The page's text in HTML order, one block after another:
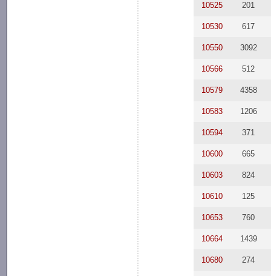
10525 201
10530 617
10550 3092
10566 512
10579 4358
10583 1206
10594 371
10600 665
10603 824
10610 125
10653 760
10664 1439
10680 274